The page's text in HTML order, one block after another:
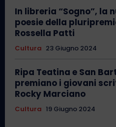
In libreria “Sogno”, la
poesie della
Rossella Patti
Cultura 23 Giugno 2024
Ripa Teatina e San
premiano i giovani
Rocky Marciano
Cultura 19 Giugno 2024